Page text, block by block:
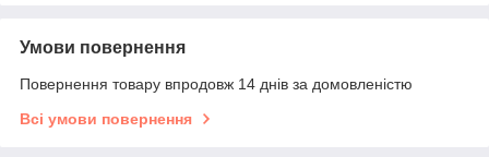
Умови повернення
Повернення товару впродовж 14 днів за домовленістю
Всі умови повернення